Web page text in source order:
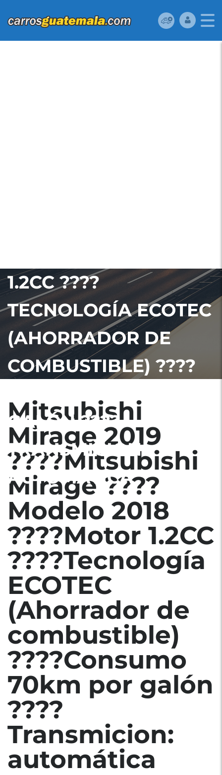
1.2CC ????
TECNOLOGÍA ECOTEC
(AHORRADOR DE
COMBUSTIBLE) ????
GALÓN ????
TRANSMICION:
AUTOMÁTICA
Mitsubishi
Mirage 2019
????Mitsubishi
Mirage ????
Modelo 2018
????Motor 1.2CC
????Tecnología
ECOTEC
(Ahorrador de
combustible)
????Consumo
70km por galón
????
Transmicion:
automática